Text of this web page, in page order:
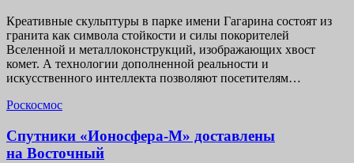
Креативные скульптуры в парке имени Гагарина состоят из
гранита как символа стойкости и силы покорителей
Вселенной и металлоконструкций, изображающих хвост
комет. А технологии дополненной реальности и
искусственного интеллекта позволяют посетителям…
Роскосмос
Спутники «Ионосфера-М» доставлены
на Восточный